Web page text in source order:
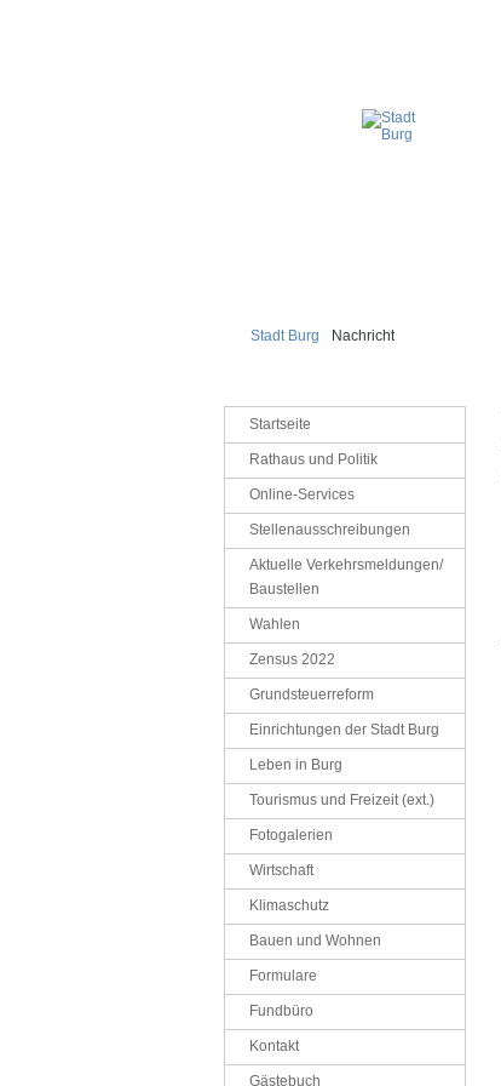
Stadt Burg Nachricht
Navigation
überspringen
Startseite
Rathaus und Politik
Online-Services
Stellenausschreibungen
Aktuelle Verkehrsmeldungen/
Baustellen
Wahlen
Zensus 2022
Grundsteuerreform
Einrichtungen der Stadt Burg
Leben in Burg
Tourismus und Freizeit (ext.)
Fotogalerien
Wirtschaft
Klimaschutz
Bauen und Wohnen
Formulare
Fundbüro
Kontakt
Gästebuch